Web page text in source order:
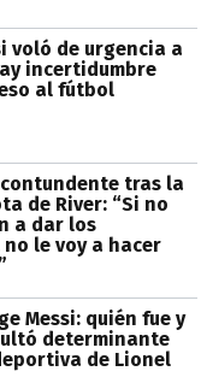
voló de urgencia a
incertidumbre
al fútbol
tras la
de River: “Si no
a dar los
le voy a hacer
Messi: quién fue y
determinante
de Lionel